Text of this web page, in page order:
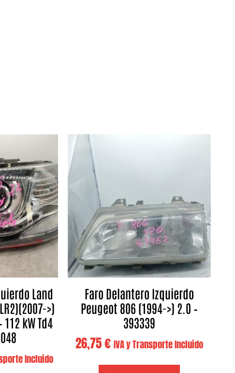
Land
>)
112 kW Td4
Incluido
Faro Delantero Izquierdo
Peugeot 806 (1994->) 2.0 –
393339
26,75€ IVA y Transporte Incluido